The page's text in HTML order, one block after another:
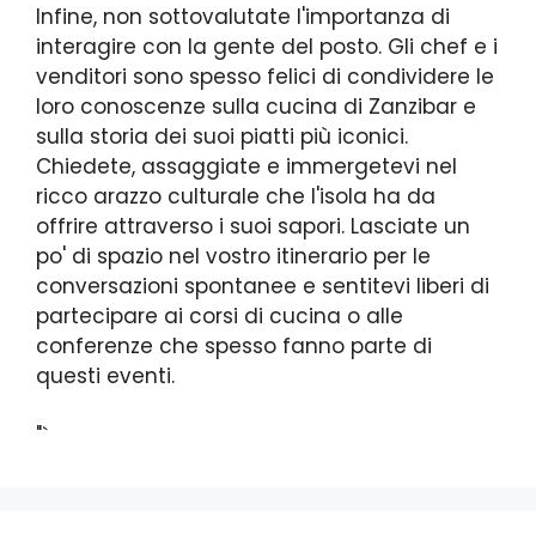
Infine, non sottovalutate l'importanza di
interagire con la gente del posto. Gli chef e i
venditori sono spesso felici di condividere le
loro conoscenze sulla cucina di Zanzibar e
sulla storia dei suoi piatti più iconici.
Chiedete, assaggiate e immergetevi nel
ricco arazzo culturale che l'isola ha da
offrire attraverso i suoi sapori. Lasciate un
po' di spazio nel vostro itinerario per le
conversazioni spontanee e sentitevi liberi di
partecipare ai corsi di cucina o alle
conferenze che spesso fanno parte di
questi eventi.
"`